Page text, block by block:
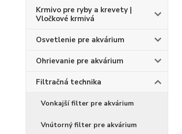
Krmivo pre ryby a krevety |
Vločkové krmivá
Osvetlenie pre akvárium
Ohrievanie pre akvárium
Filtračná technika
Vonkajší filter pre akvárium
Vnútorný filter pre akvárium